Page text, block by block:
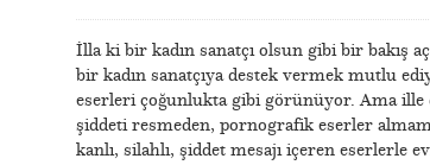
İlla ki bir kadın sanatçı olsun gibi bir bakış
bir kadın sanatçıya destek vermek mutlu
eserleri çoğunlukta gibi görünüyor. Ama ille
şiddeti resmeden, pornografik eserler
kanlı, silahlı, şiddet mesajı içeren eserlerle